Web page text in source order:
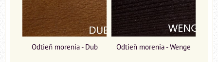
Odtieň morenia - Dub Odtieň morenia - Wenge